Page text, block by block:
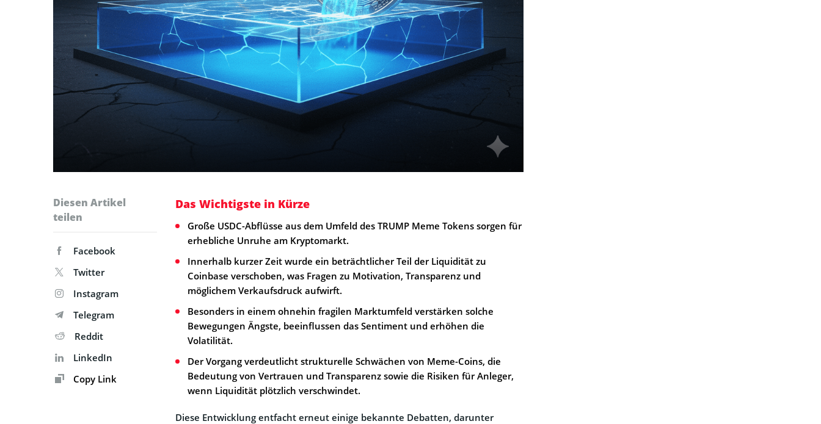
Diesen Artikel
teilen
Facebook
Twitter
Instagram
Telegram
Reddit
LinkedIn
Copy Link
Das Wichtigste in Kürze
Große USDC-Abflüsse aus dem Umfeld des TRUMP Meme Tokens sorgen für
erhebliche Unruhe am Kryptomarkt.
Innerhalb kurzer Zeit wurde ein beträchtlicher Teil der Liquidität zu
Coinbase verschoben, was Fragen zu Motivation, Transparenz und
möglichem Verkaufsdruck aufwirft.
Besonders in einem ohnehin fragilen Marktumfeld verstärken solche
Bewegungen Ängste, beeinflussen das Sentiment und erhöhen die
Volatilität.
Der Vorgang verdeutlicht strukturelle Schwächen von Meme-Coins, die
Bedeutung von Vertrauen und Transparenz sowie die Risiken für Anleger,
wenn Liquidität plötzlich verschwindet.
Diese Entwicklung entfacht erneut einige bekannte Debatten, darunter